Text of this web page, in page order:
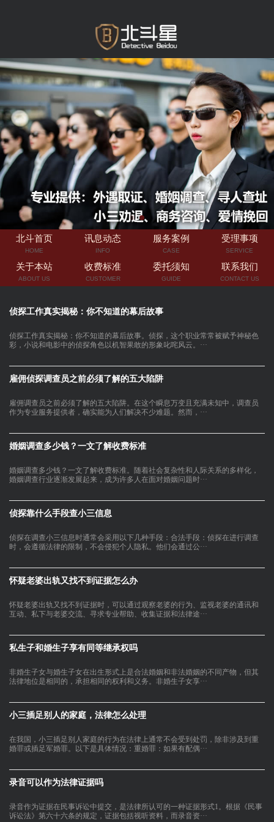
北斗首页
HOME
讯息动态
INFO
服务案例
CASE
受理事项
SERVICE
关于本站
ABOUT US
收费标准
CUSTOMER
委托须知
GUIDE
联系我们
CONTACT US
侦探工作真实揭秘：你不知道的幕后故事
侦探工作真实揭秘：你不知道的幕后故事。侦探，这个职业常常被赋予神秘色
彩，小说和电影中的侦探角色以机智果敢的形象叱咤风云。···
雇佣侦探调查员之前必须了解的五大陷阱
雇佣调查员之前必须了解的五大陷阱。在这个瞬息万变且充满未知中，调查员
作为专业服务提供者，确实能为人们解决不少难题。然而，···
婚姻调查多少钱？一文了解收费标准
婚姻调查多少钱？一文了解收费标准。随着社会复杂性和人际关系的多样化，
婚姻调查行业逐渐发展起来，成为许多人在面对婚姻问题时···
侦探靠什么手段查小三信息
侦探在调查小三信息时通常会采用以下几种手段：合法手段：侦探在进行调查
时，会遵循法律的限制，不会侵犯个人隐私。他们会通过公···
怀疑老婆出轨又找不到证据怎么办
怀疑老婆出轨又找不到证据时，可以通过观察老婆的行为、监视老婆的通讯和
互动、私下与老婆交流、寻求专业帮助、收集证据和法律途···
私生子和婚生子享有同等继承权吗
非婚生子女与婚生子女在出生形式上是合法婚姻和非法婚姻的不同产物，但其
法律地位是相同的，承担相同的权利和义务。非婚生子女享···
小三插足别人的家庭，法律怎么处理
在我国，小三插足别人家庭的行为在法律上通常不会受到处罚，除非涉及到重
婚罪或插足军婚罪。以下是具体情况：重婚罪：如果有配偶···
录音可以作为法律证据吗
录音作为证据在民事诉讼中提交，是法律所认可的一种证据形式1。根据《民事
诉讼法》第六十六条的规定，证据包括视听资料，而录音资···